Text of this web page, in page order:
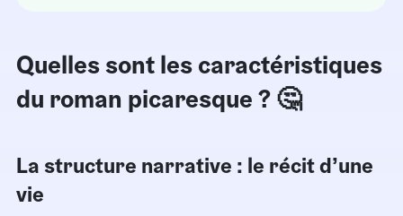
Quelles sont les caractéristiques
du roman picaresque ? 🤔
La structure narrative : le récit d’une
vie